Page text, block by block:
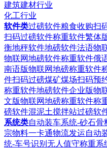
建筑建材行业
化工行业
软件类过磅软件粮食收购扫
扫码过磅软件称重软件繁体
衡地秤软件地磅软件法语物
物联网地磅软件称重软件俄
南语版物联网地磅称重软件
件扫码过磅煤矿煤场扫码预
称重软件地磅软件企业版物
文版物联网地磅称重软件称
磅软件混泥土搅拌站过磅软
系统类自动装车系统-砂石
宗物料一卡通物流发运自动
统-车号识别无人值守称重系